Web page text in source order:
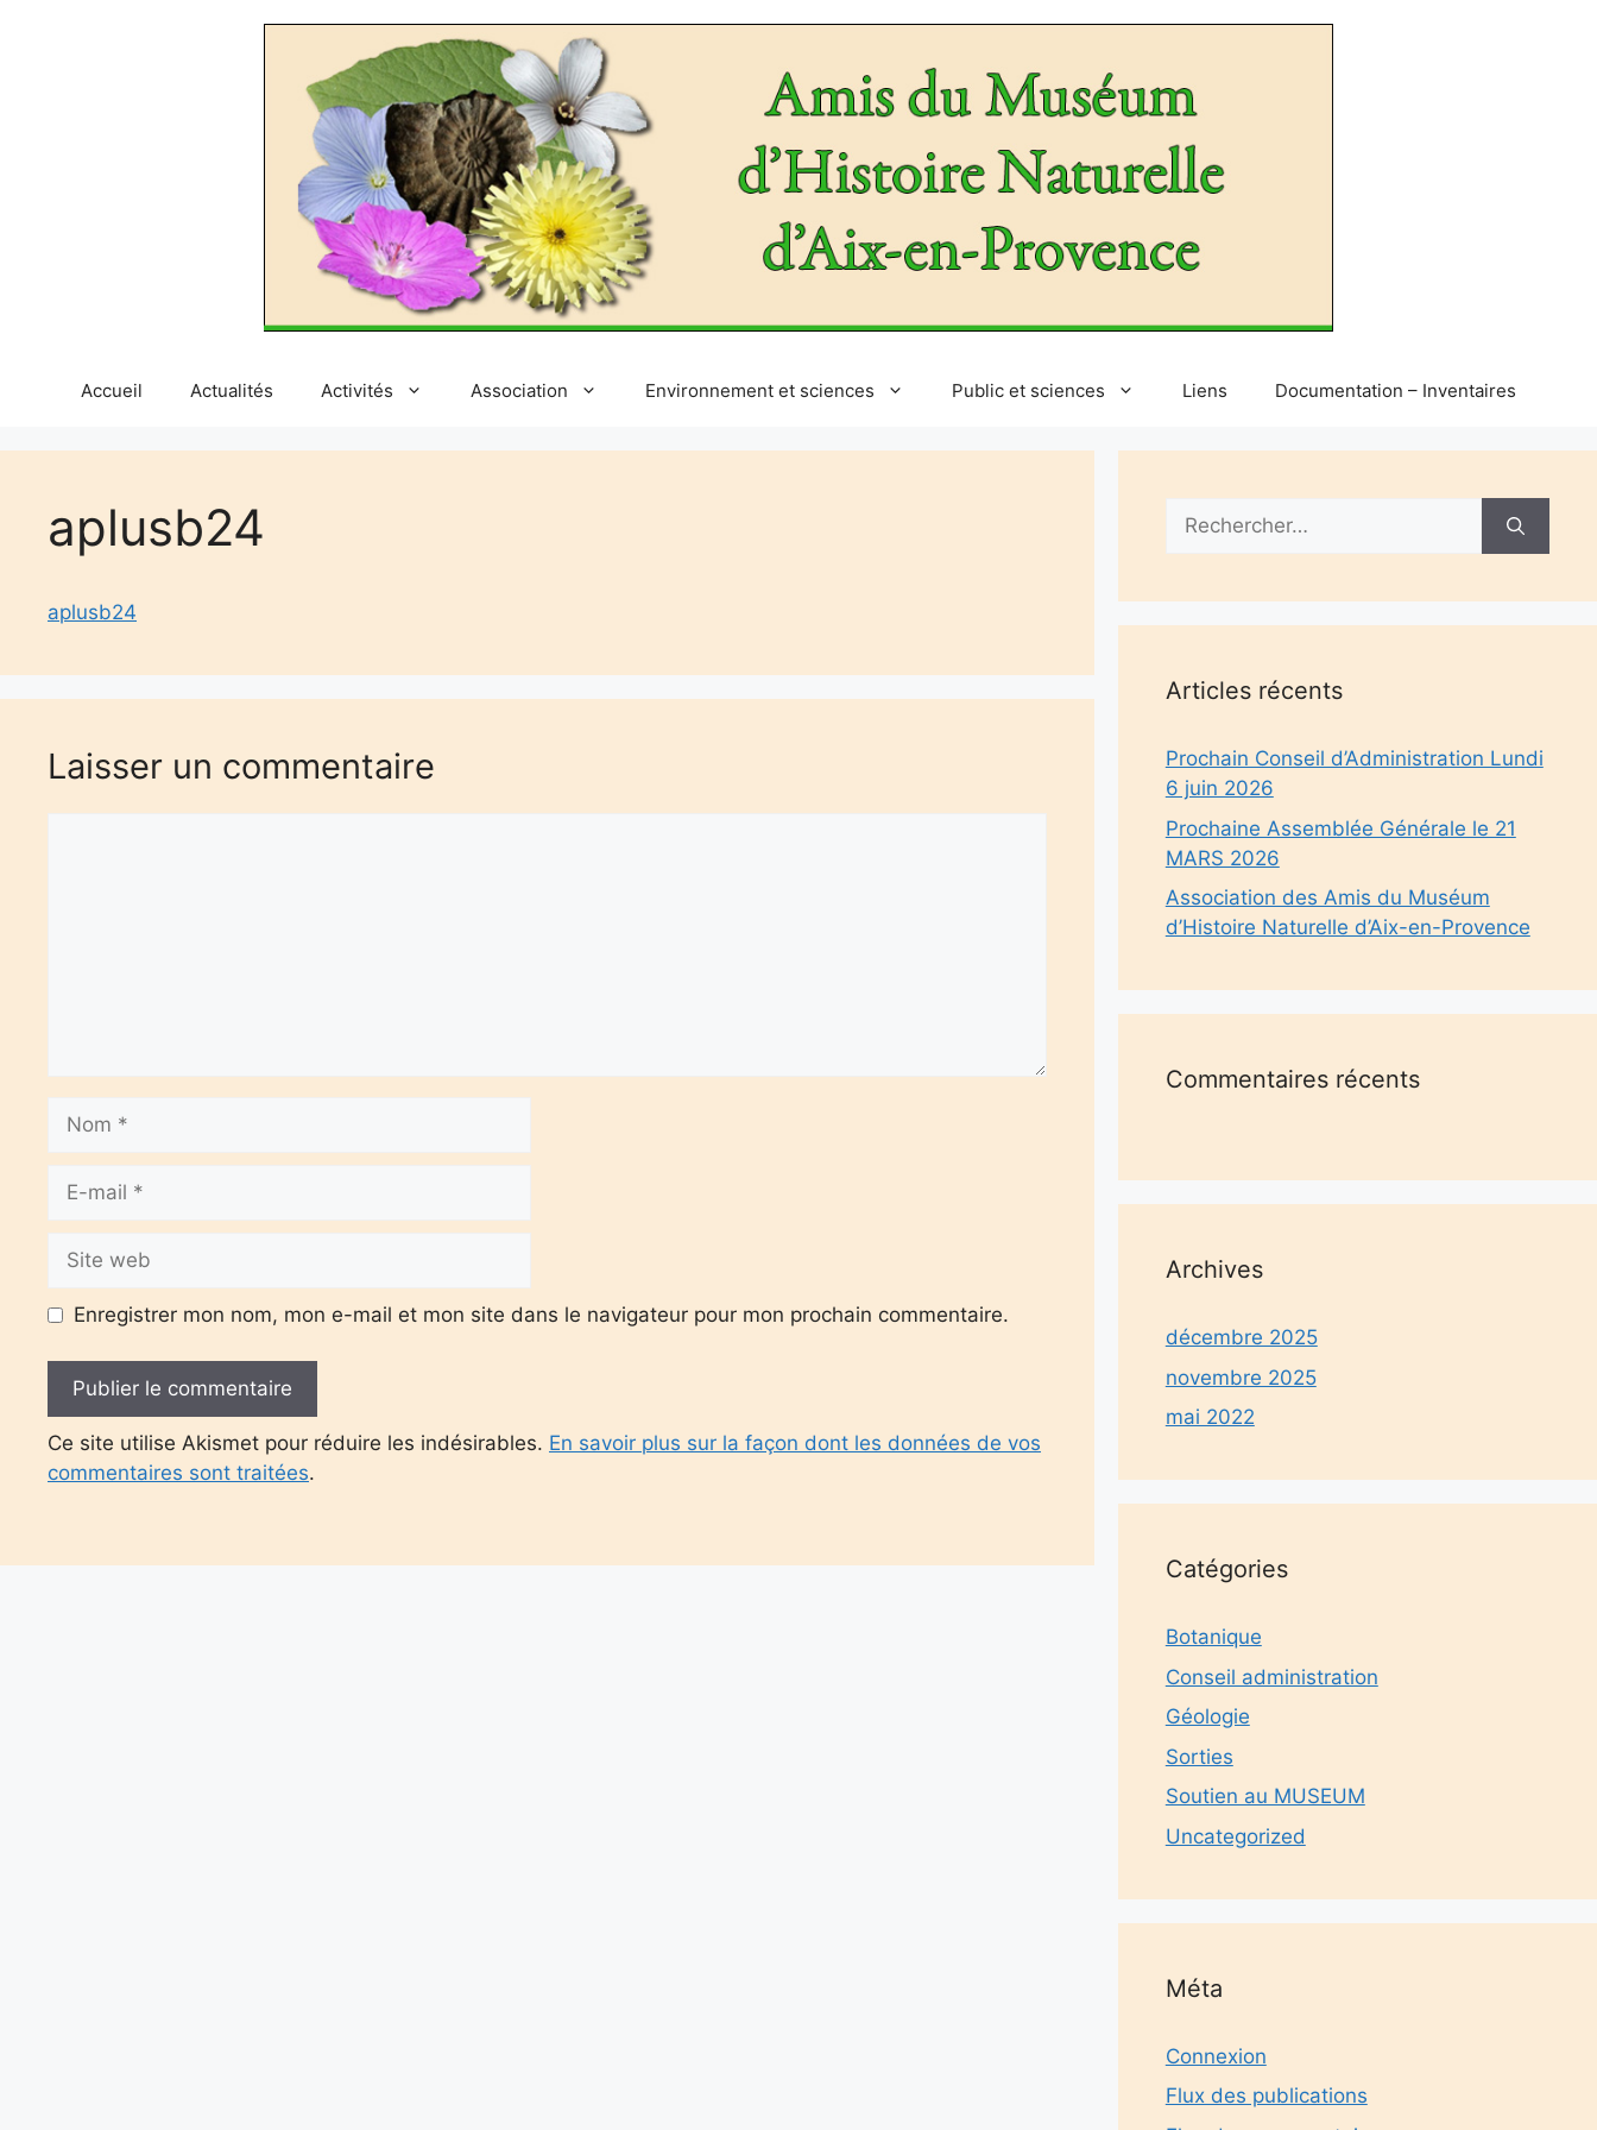
Accueil Actualités Activités Association Environnement et sciences Public et sciences Liens Documentation – Inventaires
aplusb24
aplusb24
Laisser un commentaire
Nom
Site
web
Enregistrer mon nom, mon e-mail et mon site dans le navigateur pour mon prochain commentaire.
Ce site utilise Akismet pour réduire les indésirables. En savoir plus sur la façon dont les données de vos
commentaires sont traitées.
Rechercher :
Articles récents
Prochain Conseil d’Administration Lundi
6 juin 2026
Prochaine Assemblée Générale le 21
MARS 2026
Association des Amis du Muséum
d’Histoire Naturelle d’Aix-en-Provence
Commentaires récents
Archives
décembre 2025
novembre 2025
mai 2022
Catégories
Botanique
Conseil administration
Géologie
Sorties
Soutien au MUSEUM
Uncategorized
Méta
Connexion
Flux des publications